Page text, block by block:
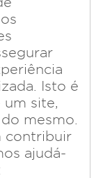
Isto é
um site,
mesmo.
contribuir
ajudá-